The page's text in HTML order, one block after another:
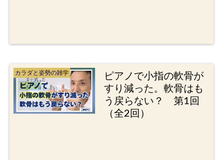
カラダと姿勢の雑学
ピアノで小指の軟骨が
すり減った。軟骨はも
う戻らない？ 第1回
（全2回）